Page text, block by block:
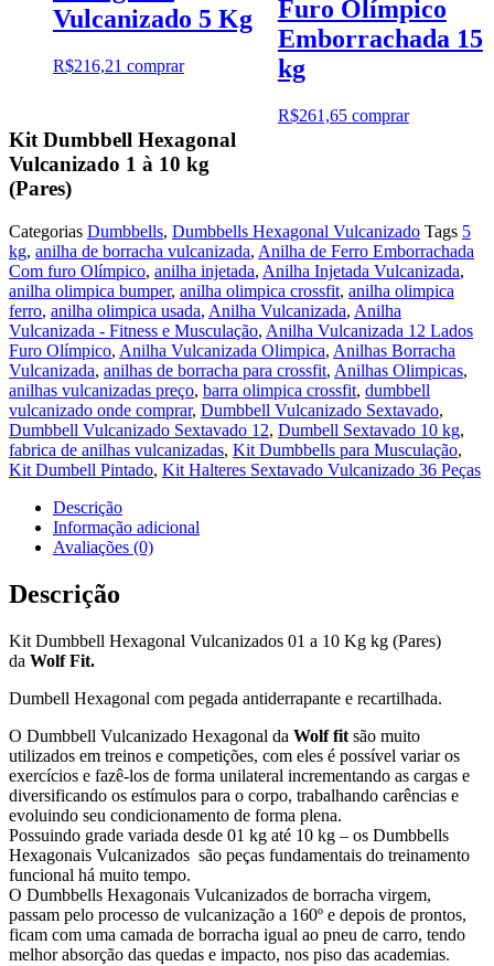
Vulcanizado 5 Kg
R$216,21 comprar
Furo Olímpico
Emborrachada 15
kg
R$261,65 comprar
Kit Dumbbell Hexagonal
Vulcanizado 1 à 10 kg
(Pares)
Categorias Dumbbells, Dumbbells Hexagonal Vulcanizado Tags 5
kg, anilha de borracha vulcanizada, Anilha de Ferro Emborrachada
Com furo Olímpico, anilha injetada, Anilha Injetada Vulcanizada,
anilha olimpica bumper, anilha olimpica crossfit, anilha olimpica
ferro, anilha olimpica usada, Anilha Vulcanizada, Anilha
Vulcanizada - Fitness e Musculação, Anilha Vulcanizada 12 Lados
Furo Olímpico, Anilha Vulcanizada Olimpica, Anilhas Borracha
Vulcanizada, anilhas de borracha para crossfit, Anilhas Olimpicas,
anilhas vulcanizadas preço, barra olimpica crossfit, dumbbell
vulcanizado onde comprar, Dumbbell Vulcanizado Sextavado,
Dumbbell Vulcanizado Sextavado 12, Dumbell Sextavado 10 kg,
fabrica de anilhas vulcanizadas, Kit Dumbbells para Musculação,
Kit Dumbell Pintado, Kit Halteres Sextavado Vulcanizado 36 Peças
Descrição
Informação adicional
Avaliações (0)
Descrição
Kit Dumbbell Hexagonal Vulcanizados 01 a 10 Kg kg (Pares)
da Wolf Fit.
Dumbell Hexagonal com pegada antiderrapante e recartilhada.
O Dumbbell Vulcanizado Hexagonal da Wolf fit são muito
utilizados em treinos e competições, com eles é possível variar os
exercícios e fazê-los de forma unilateral incrementando as cargas e
diversificando os estímulos para o corpo, trabalhando carências e
evoluindo seu condicionamento de forma plena.
Possuindo grade variada desde 01 kg até 10 kg – os Dumbbells
Hexagonais Vulcanizados são peças fundamentais do treinamento
funcional há muito tempo.
O Dumbbells Hexagonais Vulcanizados de borracha virgem,
passam pelo processo de vulcanização a 160º e depois de prontos,
ficam com uma camada de borracha igual ao pneu de carro, tendo
melhor absorção das quedas e impacto, nos piso das academias.